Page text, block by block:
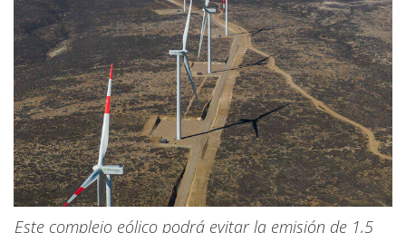
Este complejo eólico podrá evitar la emisión de 1,5